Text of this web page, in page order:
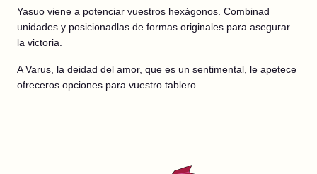
Yasuo viene a potenciar vuestros hexágonos. Combinad
unidades y posicionadlas de formas originales para asegurar
la victoria.
A Varus, la deidad del amor, que es un sentimental, le apetece
ofreceros opciones para vuestro tablero.